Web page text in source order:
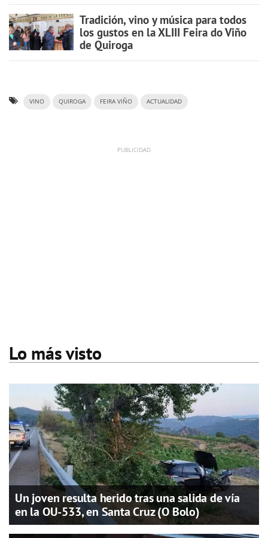
Tradición, vino y música para todos
los gustos en la XLIII Feira do Viño
de Quiroga
VINO QUIROGA FEIRA VIÑO ACTUALIDAD
Lo más visto
Un joven resulta herido tras una salida de vía
en la OU-533, en Santa Cruz (O Bolo)